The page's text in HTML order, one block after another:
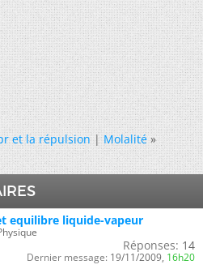
et la répulsion|Molalité »
equilibre liquide-vapeur
Réponses: 14
Dernier message: 19/11/2009, 16h20